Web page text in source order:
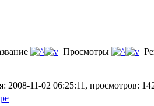
Просмотры
2008-11-02 06:25:11, просмотров: